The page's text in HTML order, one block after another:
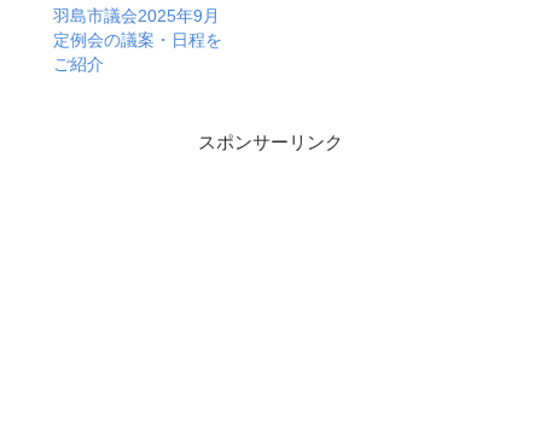
羽島市議会2025年9月
定例会の議案・日程を
ご紹介
スポンサーリンク